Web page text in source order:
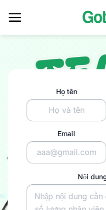
Họ tên
Email
Nội